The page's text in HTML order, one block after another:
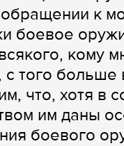
обращении к
боевое
кому
того больше
что, хотя в
им даны
боевого